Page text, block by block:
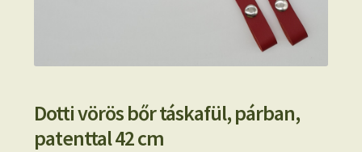
Dotti vörös bőr táskafül, párban,
patenttal 42 cm